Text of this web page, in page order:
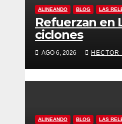
ALINEANDO BLOG LAS
Refuerzan en
ciclones
AGO 6, 2026 HECTOR
ALINEANDO BLOG LAS